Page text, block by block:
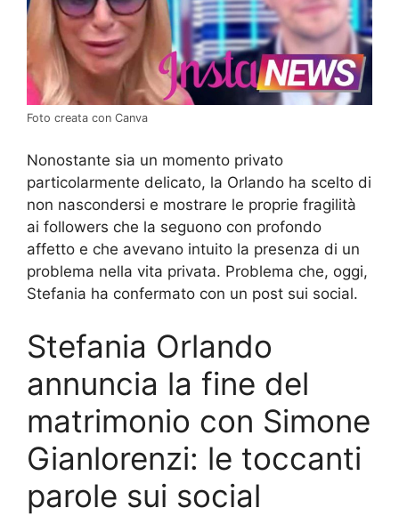
Foto creata con Canva
Nonostante sia un momento privato
particolarmente delicato, la Orlando ha scelto di
non nascondersi e mostrare le proprie fragilità
ai followers che la seguono con profondo
affetto e che avevano intuito la presenza di un
problema nella vita privata. Problema che, oggi,
Stefania ha confermato con un post sui social.
Stefania Orlando
annuncia la fine del
matrimonio con Simone
Gianlorenzi: le toccanti
parole sui social